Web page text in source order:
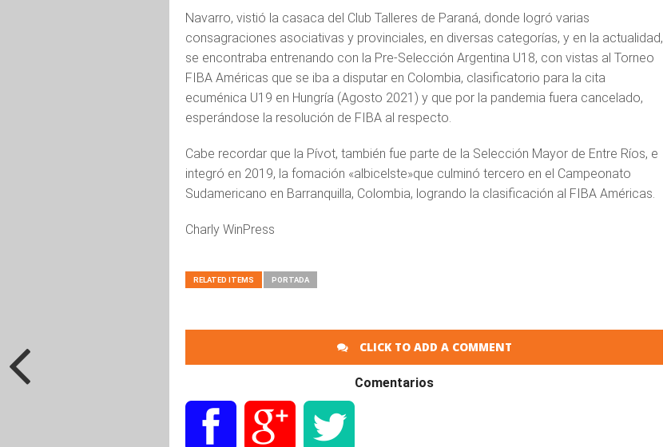
Navarro, vistió la casaca del Club Talleres de Paraná, donde logró varias
consagraciones asociativas y provinciales, en diversas categorías, y en la actualidad,
se encontraba entrenando con la Pre-Selección Argentina U18, con vistas al Torneo
FIBA Américas que se iba a disputar en Colombia, clasificatorio para la cita
ecuménica U19 en Hungría (Agosto 2021) y que por la pandemia fuera cancelado,
esperándose la resolución de FIBA al respecto.
Cabe recordar que la Pívot, también fue parte de la Selección Mayor de Entre Ríos, e
integró en 2019, la fomación «albicelste»que culminó tercero en el Campeonato
Sudamericano en Barranquilla, Colombia, logrando la clasificación al FIBA Américas.
Charly WinPress
RELATED ITEMS PORTADA
CLICK TO ADD A COMMENT
Comentarios